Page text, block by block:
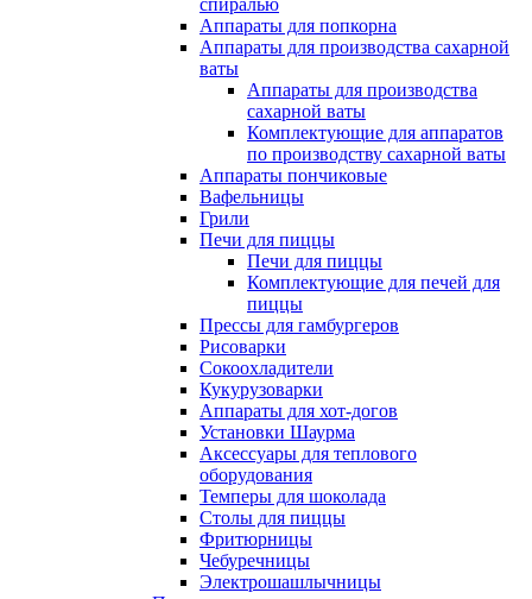
спиралью
Аппараты для попкорна
Аппараты для производства сахарной
ваты
Аппараты для производства
сахарной ваты
Комплектующие для аппаратов
по производству сахарной ваты
Аппараты пончиковые
Вафельницы
Грили
Печи для пиццы
Печи для пиццы
Комплектующие для печей для
пиццы
Прессы для гамбургеров
Рисоварки
Сокоохладители
Кукурузоварки
Аппараты для хот-догов
Установки Шаурма
Аксессуары для теплового
оборудования
Темперы для шоколада
Столы для пиццы
Фритюрницы
Чебуречницы
Электрошашлычницы